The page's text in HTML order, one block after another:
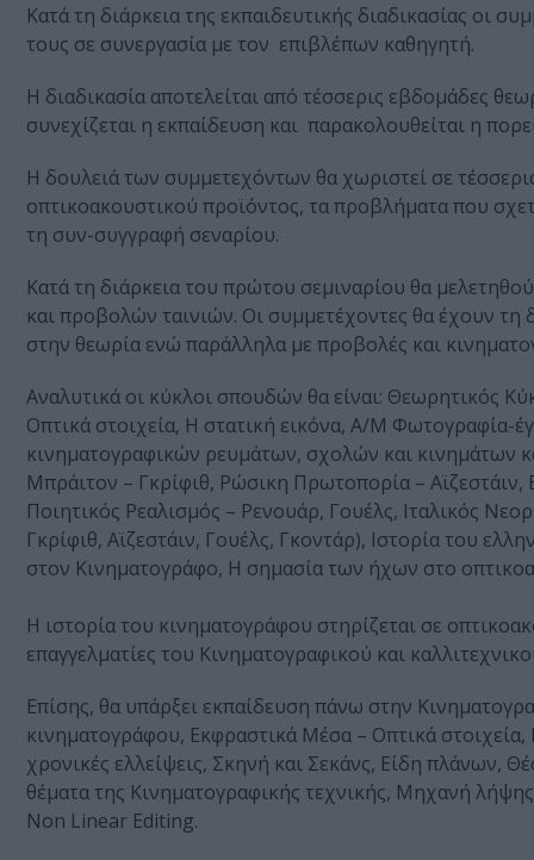
Κατά τη διάρκεια της εκπαιδευτικής διαδικασίας οι
τους σε συνεργασία με τον επιβλέπων καθηγητή.
Η διαδικασία αποτελείται από τέσσερις εβδομάδες
συνεχίζεται η εκπαίδευση και παρακολουθείται η
Η δουλειά των συμμετεχόντων θα χωριστεί σε
οπτικοακουστικού προϊόντος, τα προβλήματα που
τη συν-συγγραφή σεναρίου.
Κατά τη διάρκεια του πρώτου σεμιναρίου θα
και προβολών ταινιών. Οι συμμετέχοντες θα έχουν
στην θεωρία ενώ παράλληλα με προβολές και
Αναλυτικά οι κύκλοι σπουδών θα είναι: Θεωρητικός
Οπτικά στοιχεία, Η στατική εικόνα, Α/Μ Φωτογραφία-
κινηματογραφικών ρευμάτων, σχολών και
Μπράιτον – Γκρίφιθ, Ρώσικη Πρωτοπορία –
Ποιητικός Ρεαλισμός – Ρενουάρ, Γουέλς, Ιταλικός
Γκρίφιθ, Αϊζεστάιν, Γουέλς, Γκοντάρ), Ιστορία του
στον Κινηματογράφο, Η σημασία των ήχων στο
Η ιστορία του κινηματογράφου στηρίζεται σε
επαγγελματίες του Κινηματογραφικού και
Επίσης, θα υπάρξει εκπαίδευση πάνω στην
κινηματογράφου, Εκφραστικά Μέσα – Οπτικά
χρονικές ελλείψεις, Σκηνή και Σεκάνς, Είδη πλάνων,
θέματα της Κινηματογραφικής τεχνικής, Μηχανή
Non Linear Editing.